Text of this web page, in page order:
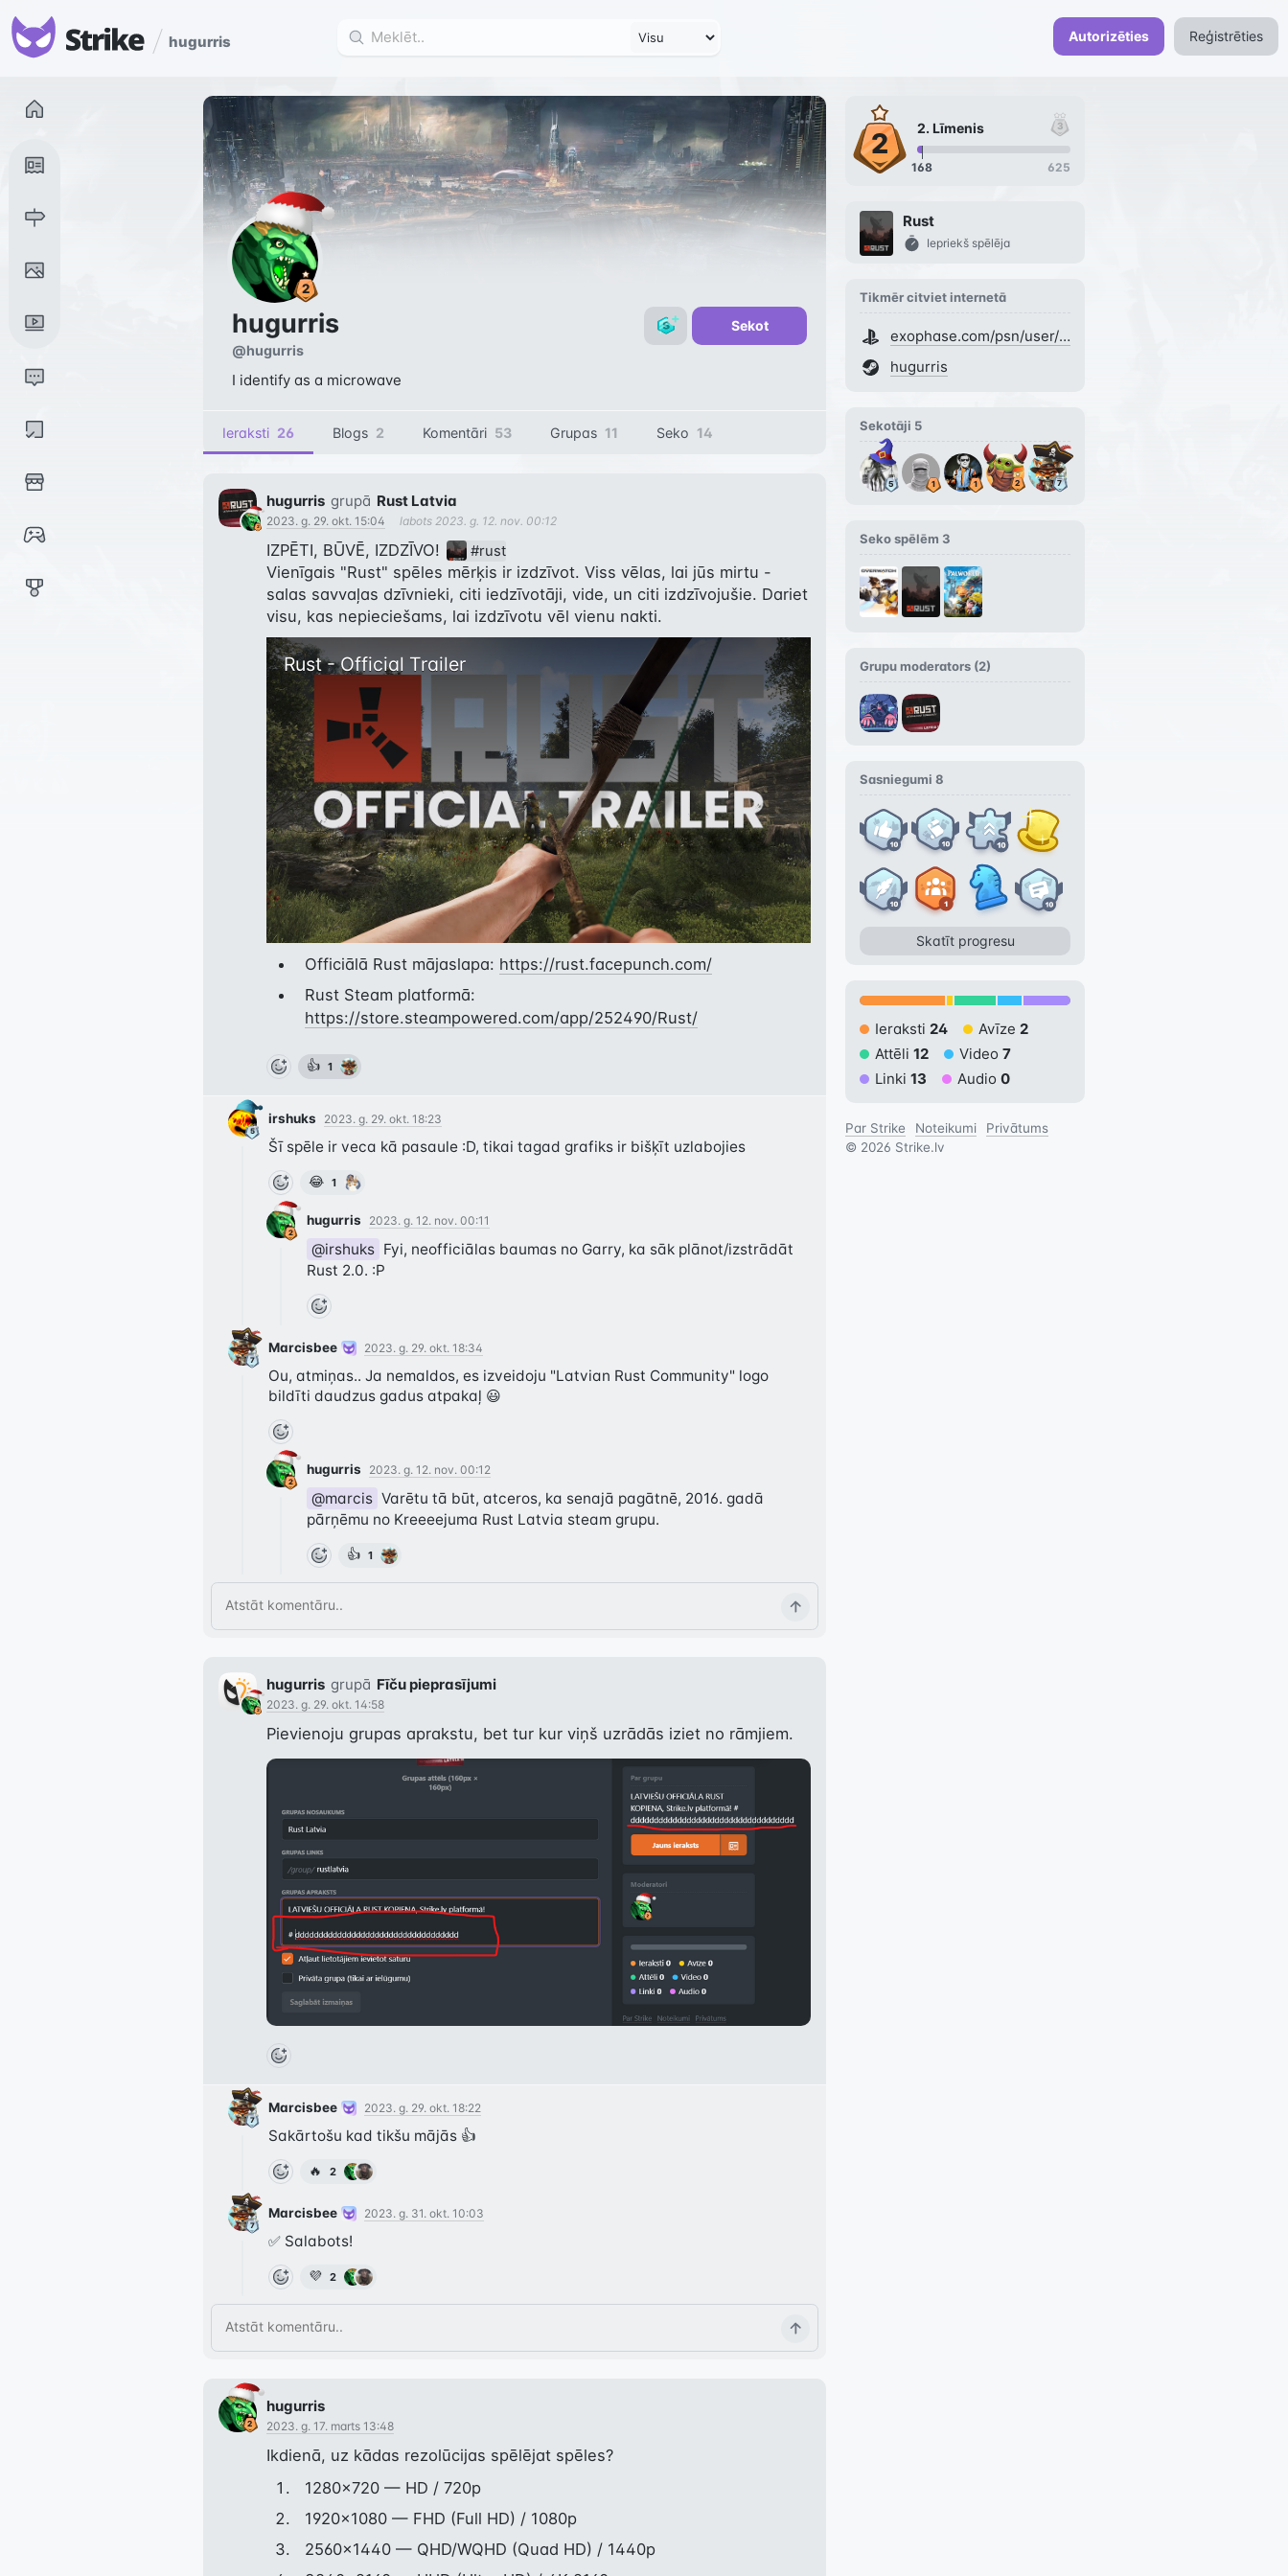
Autorizēties Reģistrēties
hugurris
hugurris
@hugurris
I identify as a microwave
Sekot
Ieraksti 26 Blogs 2 Komentāri 53 Grupas 11 Seko 14
hugurris grupā Rust Latvia
2023. g. 29. okt. 15:04 labots 2023. g. 12. nov. 00:12
IZPĒTI, BŪVĒ, IZDZĪVO! #rust
Vienīgais "Rust" spēles mērķis ir izdzīvot. Viss vēlas, lai jūs mirtu -
salas savvaļas dzīvnieki, citi iedzīvotāji, vide, un citi izdzīvojušie. Dariet
visu, kas nepieciešams, lai izdzīvotu vēl vienu nakti.
Rust - Official Trailer
Officiālā Rust mājaslapa: https://rust.facepunch.com/
Rust Steam platformā:
https://store.steampowered.com/app/252490/Rust/
👍 1
irshuks 2023. g. 29. okt. 18:23
Šī spēle ir veca kā pasaule :D, tikai tagad grafiks ir bišķīt uzlabojies
😂 1
hugurris 2023. g. 12. nov. 00:11
@irshuks Fyi, neofficiālas baumas no Garry, ka sāk plānot/izstrādāt
Rust 2.0. :P
Marcisbee 2023. g. 29. okt. 18:34
Ou, atmiņas.. Ja nemaldos, es izveidoju "Latvian Rust Community" logo
bildīti daudzus gadus atpakaļ 😃
hugurris 2023. g. 12. nov. 00:12
@marcis Varētu tā būt, atceros, ka senajā pagātnē, 2016. gadā
pārņēmu no Kreeeejuma Rust Latvia steam grupu.
👍 1
hugurris grupā Fīču pieprasījumi
2023. g. 29. okt. 14:58
Pievienoju grupas aprakstu, bet tur kur viņš uzrādās iziet no rāmjiem.
Marcisbee 2023. g. 29. okt. 18:22
Sakārtošu kad tikšu mājās 👍
🔥 2
Marcisbee 2023. g. 31. okt. 10:03
✅ Salabots!
💜 2
hugurris
2023. g. 17. marts 13:48
Ikdienā, uz kādas rezolūcijas spēlējat spēles?
1280x720 — HD / 720p
1920x1080 — FHD (Full HD) / 1080p
2560x1440 — QHD/WQHD (Quad HD) / 1440p
2. Līmenis
625
168
Rust
Iepriekš spēlēja
Tikmēr citviet internetā
exophase.com/psn/user/hugurris
hugurris
Sekotāji 5
Seko spēlēm 3
Grupu moderators (2)
Sasniegumi 8
Skatīt progresu
Ieraksti 24 Avīze 2
Attēli 12 Video 7
Linki 13 Audio 0
Par Strike Noteikumi
Privātums
© 2026 Strike.lv